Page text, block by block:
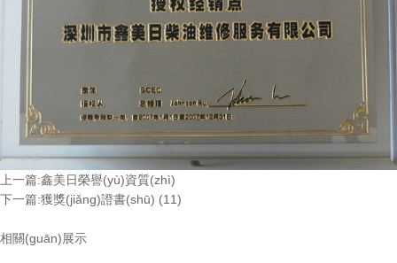
上一篇:鑫美日榮譽(yù)資質(zhì)
下一篇:獲獎(jiǎng)證書(shū) (11)
相關(guān)展示